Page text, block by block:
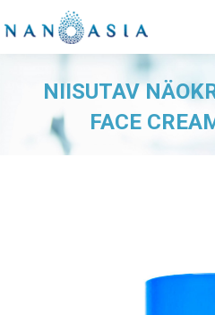
NIISUTAV
FACE